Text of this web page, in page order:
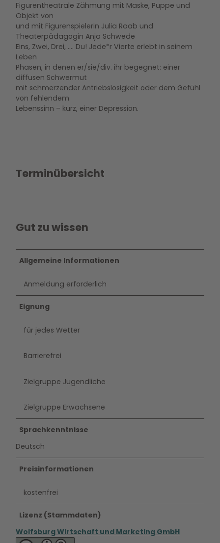
Figurentheatrale Zähmung mit Maske, Puppe und
Objekt von
und mit Figurenspielerin Julia Raab und
Theaterpädagogin Anja Schwede
Eins, Zwei, Drei, …. Du! Jede*r Vierte erlebt in seinem
Leben
Phasen, in denen er/sie/div. ihr begegnet: einer
diffusen Schwermut
mit schmerzender Antriebslosigkeit oder dem Gefühl
von fehlendem
Lebenssinn – kurz, einer Depression.
Terminübersicht
Gut zu wissen
Allgemeine Informationen
Anmeldung erforderlich
Eignung
für jedes Wetter
Barrierefrei
Zielgruppe Jugendliche
Zielgruppe Erwachsene
Sprachkenntnisse
Deutsch
Preisinformationen
kostenfrei
Lizenz (Stammdaten)
Wolfsburg Wirtschaft und Marketing GmbH